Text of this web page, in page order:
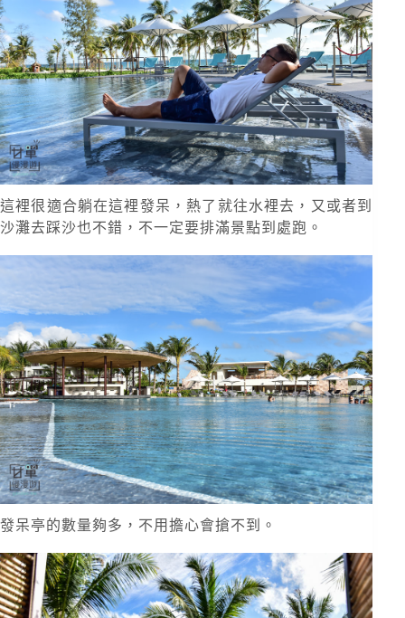
這裡很適合躺在這裡發呆，熱了就往水裡去，又或者到
沙灘去踩沙也不錯，不一定要排滿景點到處跑。
發呆亭的數量夠多，不用擔心會搶不到。